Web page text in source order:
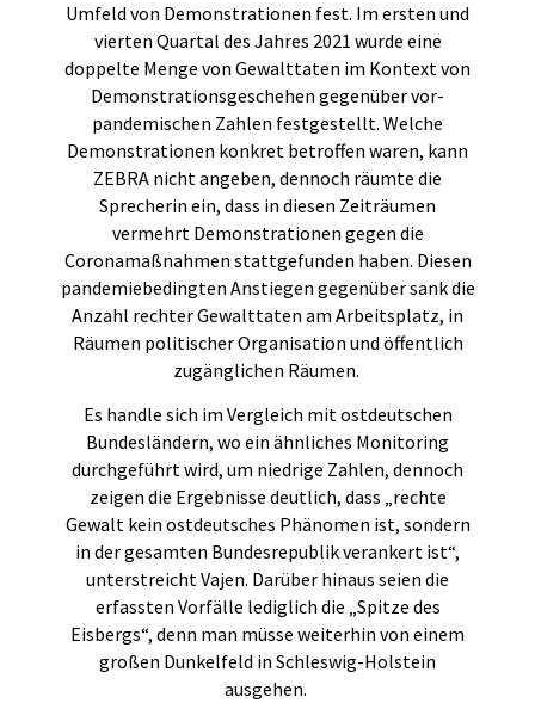
Umfeld von Demonstrationen fest. Im ersten und
vierten Quartal des Jahres 2021 wurde eine
doppelte Menge von Gewalttaten im Kontext von
Demonstrationsgeschehen gegenüber vor-
pandemischen Zahlen festgestellt. Welche
Demonstrationen konkret betroffen waren, kann
ZEBRA nicht angeben, dennoch räumte die
Sprecherin ein, dass in diesen Zeiträumen
vermehrt Demonstrationen gegen die
Coronamaßnahmen stattgefunden haben. Diesen
pandemiebedingten Anstiegen gegenüber sank die
Anzahl rechter Gewalttaten am Arbeitsplatz, in
Räumen politischer Organisation und öffentlich
zugänglichen Räumen.
Es handle sich im Vergleich mit ostdeutschen
Bundesländern, wo ein ähnliches Monitoring
durchgeführt wird, um niedrige Zahlen, dennoch
zeigen die Ergebnisse deutlich, dass „rechte
Gewalt kein ostdeutsches Phänomen ist, sondern
in der gesamten Bundesrepublik verankert ist“,
unterstreicht Vajen. Darüber hinaus seien die
erfassten Vorfälle lediglich die „Spitze des
Eisbergs“, denn man müsse weiterhin von einem
großen Dunkelfeld in Schleswig-Holstein
ausgehen.